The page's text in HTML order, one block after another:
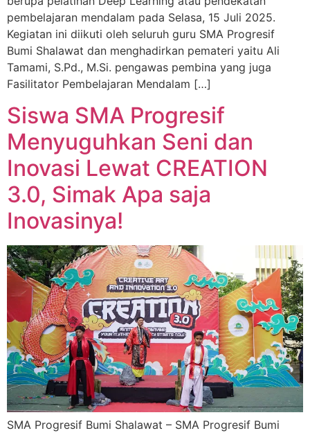
pembelajaran mendalam pada Selasa, 15 Juli 2025.
Kegiatan ini diikuti oleh seluruh guru SMA Progresif
Bumi Shalawat dan menghadirkan pemateri yaitu Ali
Tamami, S.Pd., M.Si. pengawas pembina yang juga
Fasilitator Pembelajaran Mendalam […]
Siswa SMA Progresif
Menyuguhkan Seni dan
Inovasi Lewat CREATION
3.0, Simak Apa saja
Inovasinya!
SMA Progresif Bumi Shalawat – SMA Progresif Bumi